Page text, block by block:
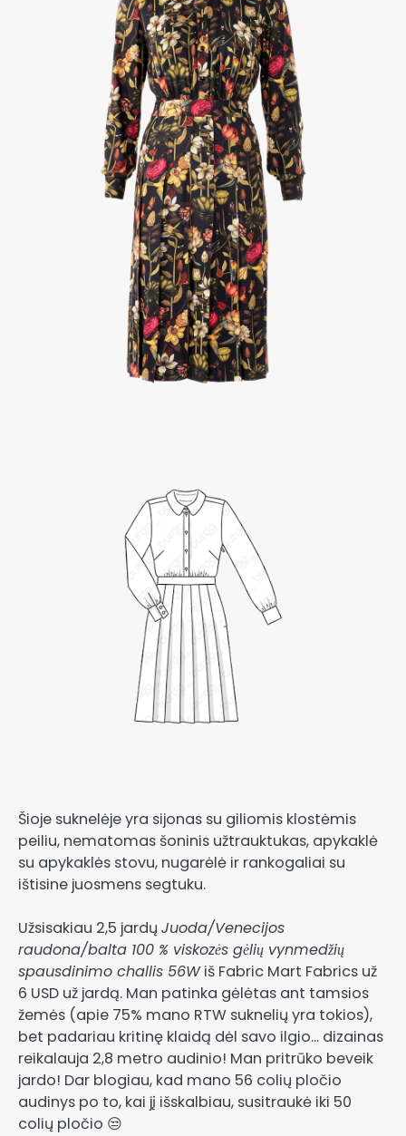
Šioje suknelėje yra sijonas su giliomis klostėmis
peiliu, nematomas šoninis užtrauktukas, apykaklė
su apykaklės stovu, nugarėlė ir rankogaliai su
ištisine juosmens segtuku.
Užsisakiau 2,5 jardų Juoda/Venecijos
raudona/balta 100 % viskozės gėlių vynmedžių
spausdinimo challis 56Wiš Fabric Mart Fabrics už
6 USD už jardą. Man patinka gėlėtas ant tamsios
žemės (apie 75% mano RTW suknelių yra tokios),
bet padariau kritinę klaidą dėl savo ilgio… dizainas
reikalauja 2,8 metro audinio! Man pritrūko beveik
jardo! Dar blogiau, kad mano 56 colių pločio
audinys po to, kai jį išskalbiau, susitraukė iki 50
colių pločio 😒